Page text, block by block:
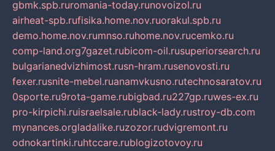
gbmk.spb.ruromania-today.runovoizol.ru
airheat-spb.rufisika.home.nov.ruorakul.spb.ru
demo.home.nov.rumnso.ruhome.nov.rucemko.ru
comp-land.org7gazet.rubicom-oil.rusuperiorsearch.ru
bulgarianedvizhimost.rusn-hram.rusenovosti.ru
fexer.rusnite-mebel.ruanamvkusno.rutechnosaratov.ru
0sporte.ru9rota-game.rubigbad.ru227gp.ruwes-ex.ru
pro-kirpichi.ruisraelsale.rublack-lady.rustroy-db.com
mynances.orgladalike.ruzozor.rudvigremont.ru
odnokartinki.ruhtccare.rublogizotovoy.ru